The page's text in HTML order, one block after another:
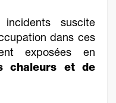
suscite
dans ces
exposées en
chaleurs et de